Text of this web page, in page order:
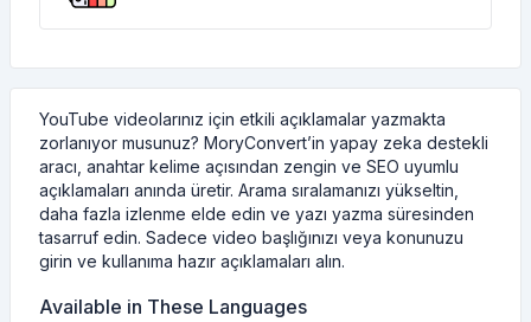
YouTube videolarınız için etkili açıklamalar yazmakta
zorlanıyor musunuz? MoryConvert’in yapay zeka destekli
aracı, anahtar kelime açısından zengin ve SEO uyumlu
açıklamaları anında üretir. Arama sıralamanızı yükseltin,
daha fazla izlenme elde edin ve yazı yazma süresinden
tasarruf edin. Sadece video başlığınızı veya konunuzu
girin ve kullanıma hazır açıklamaları alın.
Available in These Languages